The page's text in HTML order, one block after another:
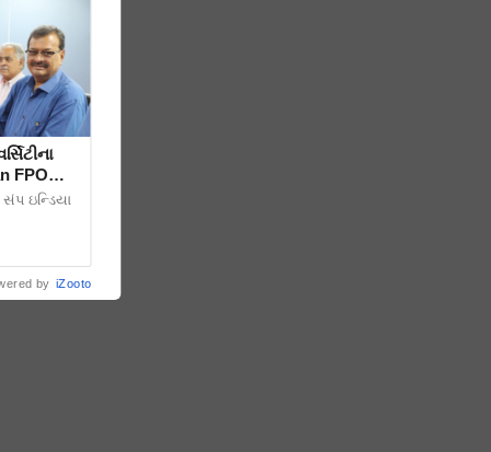
ઇન્ડિયા
by iZooto